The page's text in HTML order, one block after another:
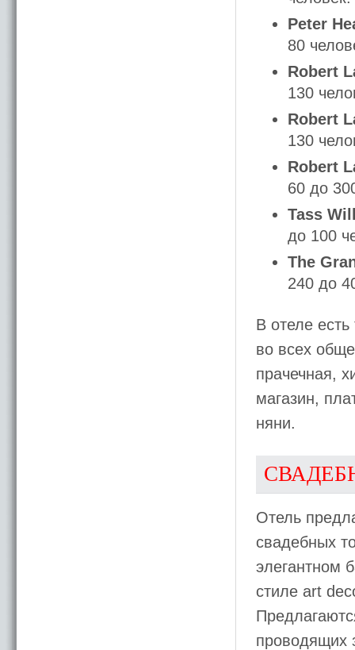
Peter
80
Robert
130
Robert
130
Robert
60 до
Tass
до 100
The
240 до
В отеле
во всех
прачечная,
магазин,
няни.
Отель
свадебных
элегантном
стиле art
проводящих